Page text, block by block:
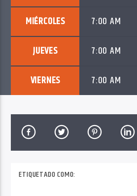
MIÉRCOLES 7:00 AM
JUEVES 7:00 AM
VIERNES 7:00 AM
ETIQUETADO COMO: